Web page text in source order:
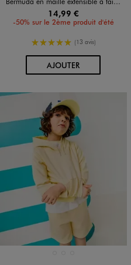
14,99 €
-50% sur le 2ème produit d'été
5/5 de moyenne
(13 avis)
AJOUTERAU PANIER